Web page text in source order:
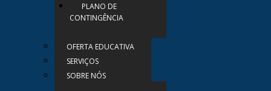
PLANO DE
CONTINGÊNCIA
OFERTA EDUCATIVA
SERVIÇOS
SOBRE NÓS